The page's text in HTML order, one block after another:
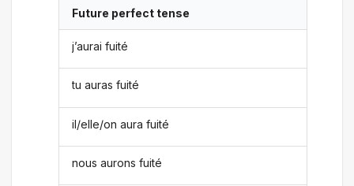
Future perfect tense
j’aurai fuité
tu auras fuité
il/elle/on aura fuité
nous aurons fuité